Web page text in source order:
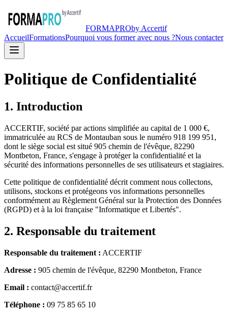
FORMAPROby Accertif
AccueilFormationsPourquoi vous former avec nous ?Nous contacter
Politique de Confidentialité
1. Introduction
ACCERTIF, société par actions simplifiée au capital de 1 000 €,
immatriculée au RCS de Montauban sous le numéro 918 199 951,
dont le siège social est situé 905 chemin de l'évêque, 82290
Montbeton, France, s'engage à protéger la confidentialité et la
sécurité des informations personnelles de ses utilisateurs et stagiaires.
Cette politique de confidentialité décrit comment nous collectons,
utilisons, stockons et protégeons vos informations personnelles
conformément au Règlement Général sur la Protection des Données
(RGPD) et à la loi française "Informatique et Libertés".
2. Responsable du traitement
Responsable du traitement : ACCERTIF
Adresse : 905 chemin de l'évêque, 82290 Montbeton, France
Email : contact@accertif.fr
Téléphone : 09 75 85 65 10